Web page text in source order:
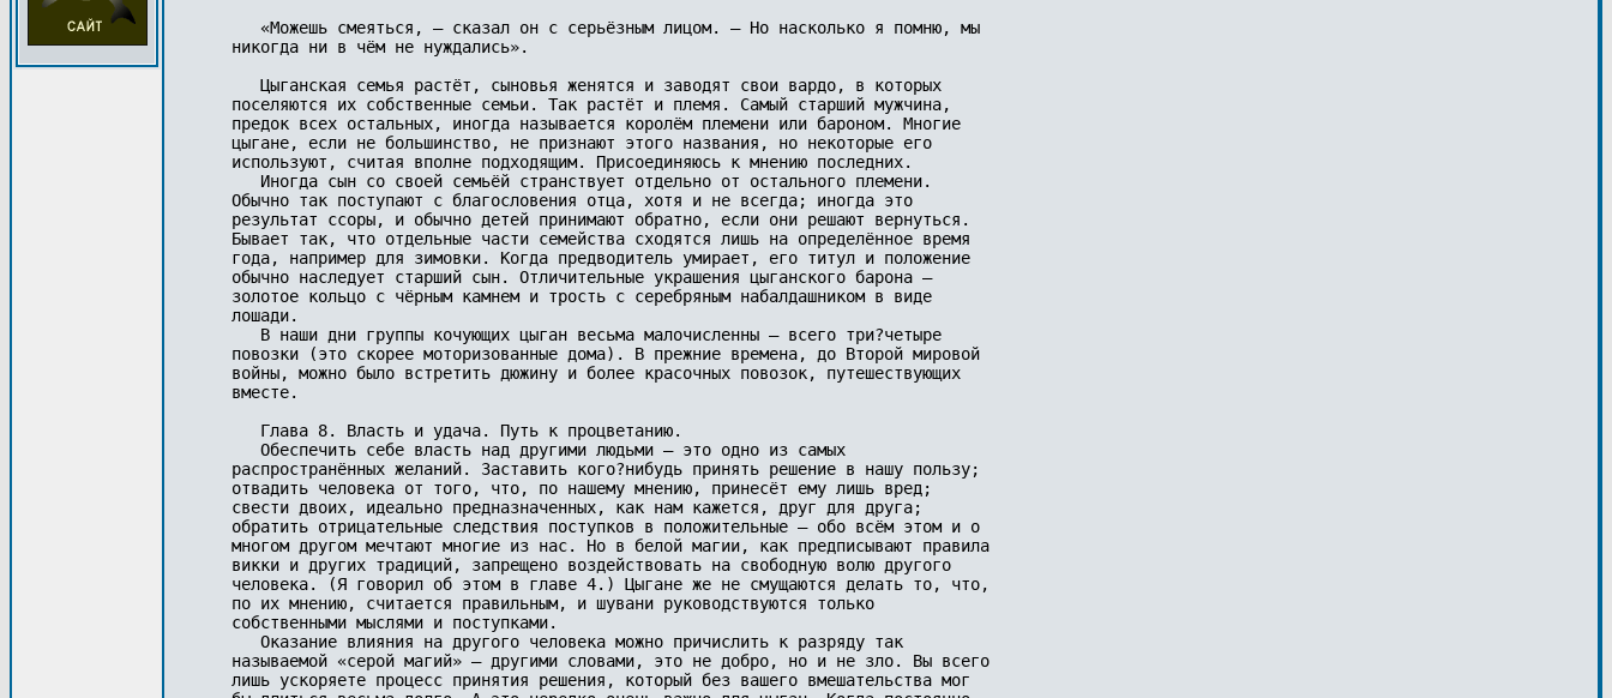
«Можешь смеяться, – сказал он с серьёзным лицом. – Но насколько я помню, мы
никогда ни в чём не нуждались».
Цыганская семья растёт, сыновья женятся и заводят свои вардо, в которых
поселяются их собственные семьи. Так растёт и племя. Самый старший мужчина,
предок всех остальных, иногда называется королём племени или бароном. Многие
цыгане, если не большинство, не признают этого названия, но некоторые его
используют, считая вполне подходящим. Присоединяюсь к мнению последних.
Иногда сын со своей семьёй странствует отдельно от остального племени.
Обычно так поступают с благословения отца, хотя и не всегда; иногда это
результат ссоры, и обычно детей принимают обратно, если они решают вернуться.
Бывает так, что отдельные части семейства сходятся лишь на определённое время
года, например для зимовки. Когда предводитель умирает, его титул и положение
обычно наследует старший сын. Отличительные украшения цыганского барона –
золотое кольцо с чёрным камнем и трость с серебряным набалдашником в виде
лошади.
В наши дни группы кочующих цыган весьма малочисленны – всего три?четыре
повозки (это скорее моторизованные дома). В прежние времена, до Второй мировой
войны, можно было встретить дюжину и более красочных повозок, путешествующих
вместе.
Глава 8. Власть и удача. Путь к процветанию.
Обеспечить себе власть над другими людьми – это одно из самых
распространённых желаний. Заставить кого?нибудь принять решение в нашу пользу;
отвадить человека от того, что, по нашему мнению, принесёт ему лишь вред;
свести двоих, идеально предназначенных, как нам кажется, друг для друга;
обратить отрицательные следствия поступков в положительные – обо всём этом и о
многом другом мечтают многие из нас. Но в белой магии, как предписывают правила
викки и других традиций, запрещено воздействовать на свободную волю другого
человека. (Я говорил об этом в главе 4.) Цыгане же не смущаются делать то, что,
по их мнению, считается правильным, и шувани руководствуются только
собственными мыслями и поступками.
Оказание влияния на другого человека можно причислить к разряду так
называемой «серой магий» – другими словами, это не добро, но и не зло. Вы всего
лишь ускоряете процесс принятия решения, который без вашего вмешательства мог